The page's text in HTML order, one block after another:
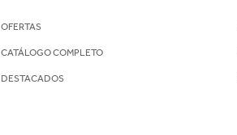
OFERTAS
CATÁLOGO COMPLETO
DESTACADOS